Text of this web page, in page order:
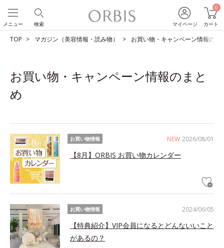
マイページ
0
カート
検索
メニュー
TOP マガジン（美容情報・読み物） お買い物・キャンペーン情報のま
お買い物・キャンペーン情報のまと
め
NEW 2026/08/01
お買い物情報
【8月】ORBIS お買い物カレンダー
2024/06/05
お買い物情報
【特典紹介】VIP会員になるとどんないいこと
があるの？